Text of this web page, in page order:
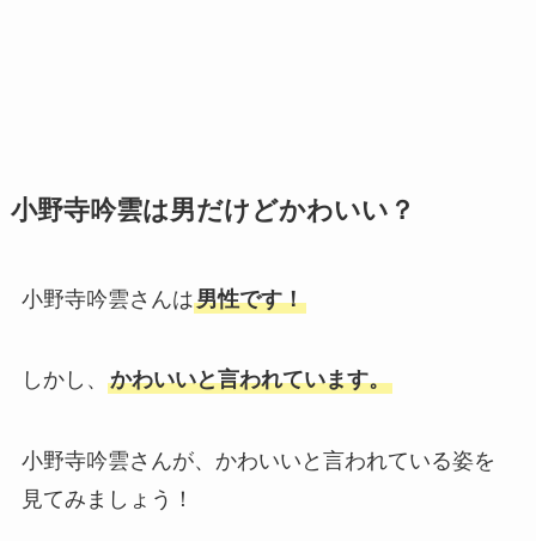
小野寺吟雲は男だけどかわいい？
小野寺吟雲さんは男性です！
しかし、 かわいいと言われています。
小野寺吟雲さんが、かわいいと言われている姿を
見てみましょう！